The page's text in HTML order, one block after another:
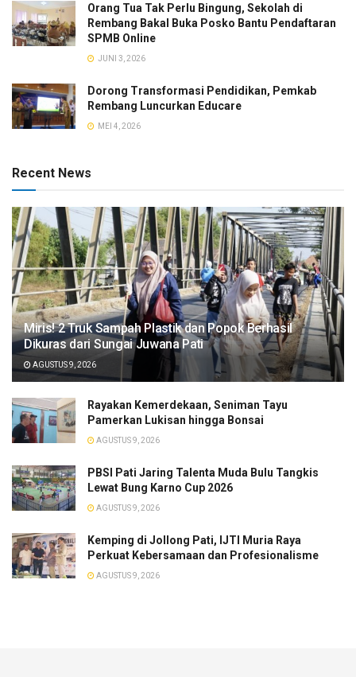
Orang Tua Tak Perlu Bingung, Sekolah di
Rembang Bakal Buka Posko Bantu Pendaftaran
SPMB Online
JUNI 3, 2026
Dorong Transformasi Pendidikan, Pemkab
Rembang Luncurkan Educare
MEI 4, 2026
Recent News
​Miris! 2 Truk Sampah Plastik dan Popok Berhasil
Dikuras dari Sungai Juwana Pati
AGUSTUS 9, 2026
Rayakan Kemerdekaan, Seniman Tayu
Pamerkan Lukisan hingga Bonsai
AGUSTUS 9, 2026
PBSI Pati Jaring Talenta Muda Bulu Tangkis
Lewat Bung Karno Cup 2026
AGUSTUS 9, 2026
​Kemping di Jollong Pati, IJTI Muria Raya
Perkuat Kebersamaan dan Profesionalisme
AGUSTUS 9, 2026